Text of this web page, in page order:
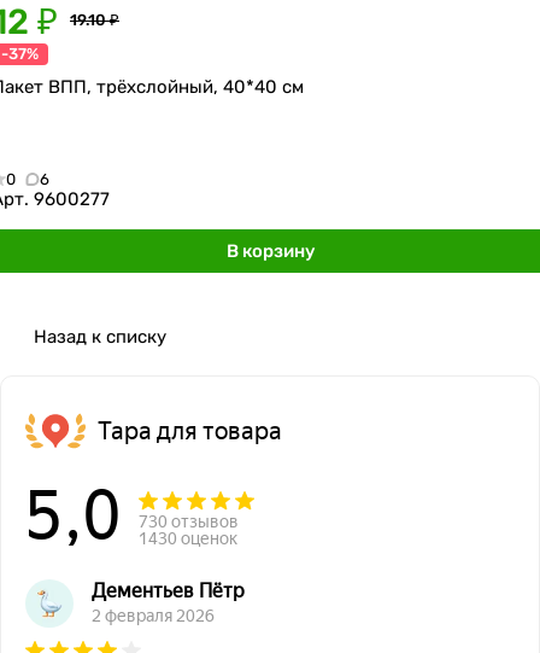
₽
19.10 ₽
-37%
ВПП, трёхслойный, 40*40 см
0 6
9600277
В корзину
Назад к списку
Тара для товара
5,0
730 отзывов
1430 оценок
Дементьев Пётр
2 февраля 2026